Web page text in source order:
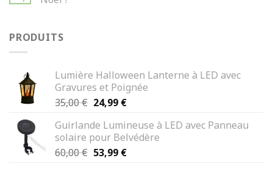
PRODUITS
Lumière Halloween Lanterne à LED avec
Gravures et Poignée
35,00€ Le
initial
était :
35,00 €.
24,99 €Le
actuel
est :
24,99 €.
Guirlande Lumineuse à LED avec Panneau
solaire pour Belvédère
60,00€ Le
53,99 €Le